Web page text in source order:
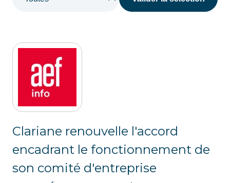
Clariane renouvelle l'accord
encadrant le fonctionnement de
son comité d'entreprise